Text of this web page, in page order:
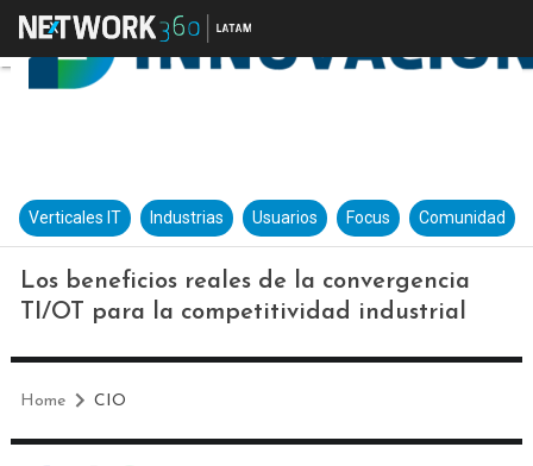
Verticales IT Industrias Usuarios Focus Comunidad
Los beneficios reales de la convergencia
TI/OT para la competitividad industrial
Home CIO